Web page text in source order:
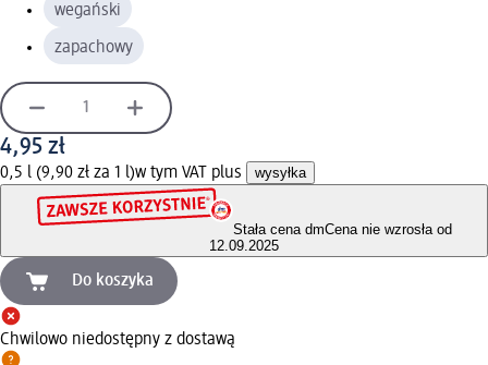
wegański
zapachowy
4,95 zł
0,5 l (9,90 zł za 1 l)w tym VAT plus wysyłka
Stała cena dmCena nie wzrosła od
12.09.2025
Do koszyka
Chwilowo niedostępny z dostawą